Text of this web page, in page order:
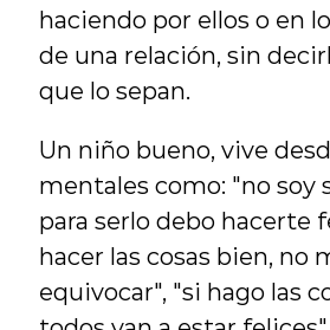
haciendo por ellos o en
de una relación, sin
que lo sepan.
Un niño bueno, vive
mentales como: "no soy
para serlo debo hacerte
hacer las cosas bien, no
equivocar", "si hago las